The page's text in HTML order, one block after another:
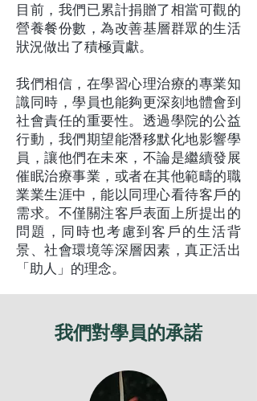
目前，我們已累計捐贈了相當可觀的
營養餐份數，為改善基層群眾的生活
狀況做出了積極貢獻。
我們相信，在學習心理治療的專業知
識同時，學員也能夠更深刻地體會到
社會責任的重要性。透過學院的公益
行動，我們期望能潛移默化地影響學
員，讓他們在未來，不論是繼續發展
催眠治療事業，或者在其他範疇的職
業業生涯中，能以同理心看待客戶的
需求。不僅關注客戶表面上所提出的
問題，同時也考慮到客戶的生活背
景、社會環境等深層因素，真正活出
「助人」的理念。
我們對學員的承諾